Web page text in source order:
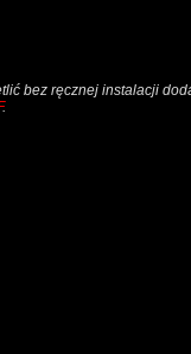
bez ręcznej instalacji
.